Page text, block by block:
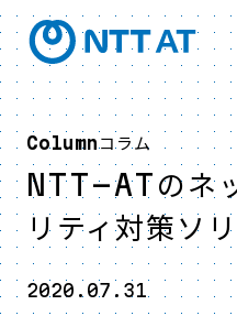
Columnコラム
NTT-ATのネ
リティ対策ソ
2020.07.31